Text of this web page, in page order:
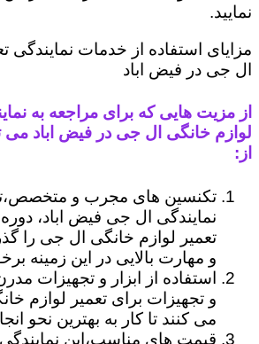
نمایید.
مزایای استفاده از خدمات نمایندگی
ال جی در فیض اباد
از مزیت هایی که برای مراجعه به
لوازم خانگی ال جی در فیض اباد می
از:
تکنسین های مجرب و
نمایندگی ال جی فیض اباد،
تعمیر لوازم خانگی ال جی را
و مهارت بالایی در این زمینه
استفاده از ابزار و تجهیزات
و تجهیزات برای تعمیر لوازم
می کنند تا کار به بهترین نحو
قیمت های مناسب،این